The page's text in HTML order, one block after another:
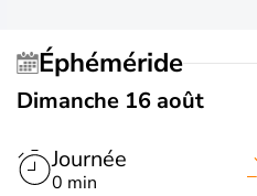
Éphéméride
Dimanche 16 août
Journée
0 min